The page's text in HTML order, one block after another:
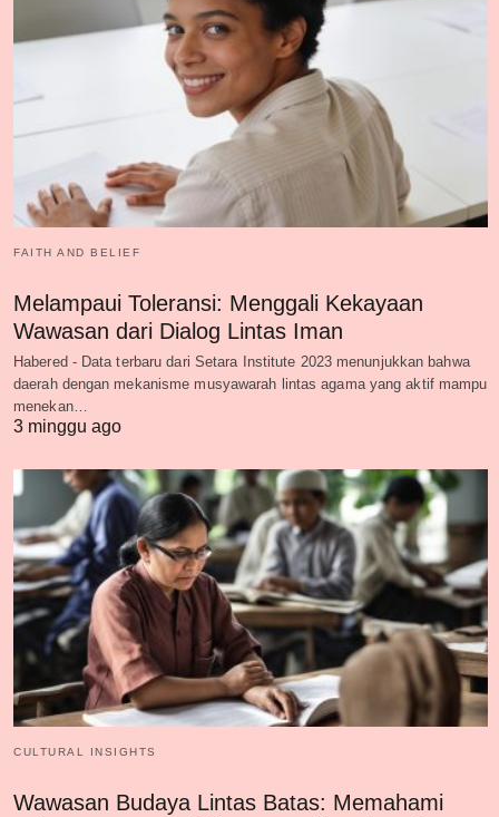
FAITH AND BELIEF
Melampaui Toleransi: Menggali Kekayaan
Wawasan dari Dialog Lintas Iman
Habered - Data terbaru dari Setara Institute 2023 menunjukkan bahwa
daerah dengan mekanisme musyawarah lintas agama yang aktif mampu
menekan…
3 minggu ago
CULTURAL INSIGHTS
Wawasan Budaya Lintas Batas: Memahami